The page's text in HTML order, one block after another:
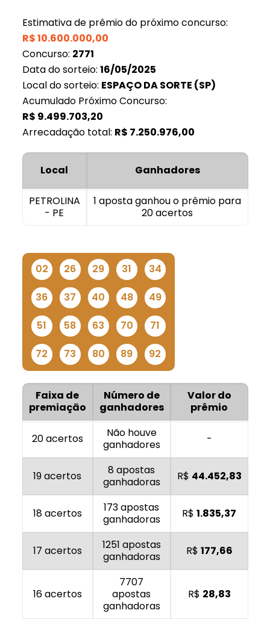
Estimativa de prêmio do próximo concurso:
R$10.600.000,00
Concurso: 2771
Data do sorteio: 16/05/2025
Local do sorteio: ESPAÇO DA SORTE (SP)
Acumulado Próximo Concurso:
R$ 9.499.703,20
Arrecadação total: R$ 7.250.976,00
Local Ganhadores
PETROLINA
- PE
1 aposta ganhou o prêmio para
20 acertos
02 26 29 31 34
36 37 40 48 49
51 58 63 70 71
72 73 80 89 92
Faixa de
premiação
Número de
ganhadores
Valor do
prêmio
20 acertos
Não houve
ganhadores
-
19 acertos
8 apostas
ganhadoras
R$ 44.452,83
18 acertos
173 apostas
ganhadoras
R$ 1.835,37
17 acertos
1251 apostas
ganhadoras
R$ 177,66
16 acertos
7707
apostas
ganhadoras
R$ 28,83